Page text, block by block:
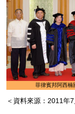
菲律賓邦阿西楠
＜資料來源：2011年